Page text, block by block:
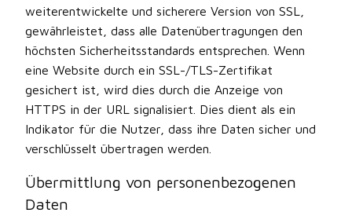
weiterentwickelte und sicherere Version von SSL,
gewährleistet, dass alle Datenübertragungen den
höchsten Sicherheitsstandards entsprechen. Wenn
eine Website durch ein SSL-/TLS-Zertifikat
gesichert ist, wird dies durch die Anzeige von
HTTPS in der URL signalisiert. Dies dient als ein
Indikator für die Nutzer, dass ihre Daten sicher und
verschlüsselt übertragen werden.
Übermittlung von personenbezogenen
Daten